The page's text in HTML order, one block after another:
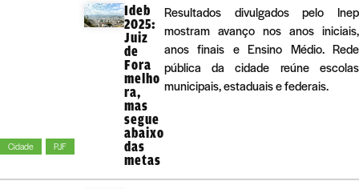
Cidade PJF
Ideb
2025:
Juiz
de
Fora
melho
ra,
mas
segue
abaixo
das
metas
Resultados divulgados pelo Inep
mostram avanço nos anos iniciais,
anos finais e Ensino Médio. Rede
pública da cidade reúne escolas
municipais, estaduais e federais.